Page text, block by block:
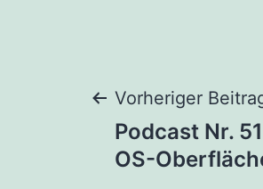
Vorheriger
Podcast Nr.
OS-